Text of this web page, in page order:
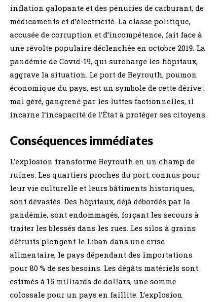
inflation galopante et des pénuries de carburant, de
médicaments et d’électricité. La classe politique,
accusée de corruption et d’incompétence, fait face à
une révolte populaire déclenchée en octobre 2019. La
pandémie de Covid-19, qui surcharge les hôpitaux,
aggrave la situation. Le port de Beyrouth, poumon
économique du pays, est un symbole de cette dérive :
mal géré, gangrené par les luttes factionnelles, il
incarne l’incapacité de l’État à protéger ses citoyens.
Conséquences immédiates
L’explosion transforme Beyrouth en un champ de
ruines. Les quartiers proches du port, connus pour
leur vie culturelle et leurs bâtiments historiques,
sont dévastés. Des hôpitaux, déjà débordés par la
pandémie, sont endommagés, forçant les secours à
traiter les blessés dans les rues. Les silos à grains
détruits plongent le Liban dans une crise
alimentaire, le pays dépendant des importations
pour 80 % de ses besoins. Les dégâts matériels sont
estimés à 15 milliards de dollars, une somme
colossale pour un pays en faillite. L’explosion